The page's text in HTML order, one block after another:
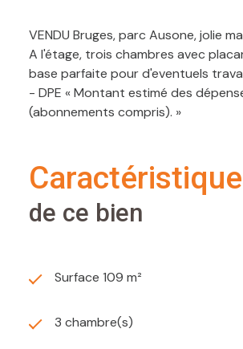
VENDU Bruges, parc Ausone, jolie
A l'étage, trois chambres avec
base parfaite pour d'eventuels
- DPE « Montant estimé des
(abonnements compris). »
de ce bien
Surface 109 m²
3 chambre(s)